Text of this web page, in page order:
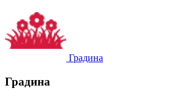
Градина
Градина